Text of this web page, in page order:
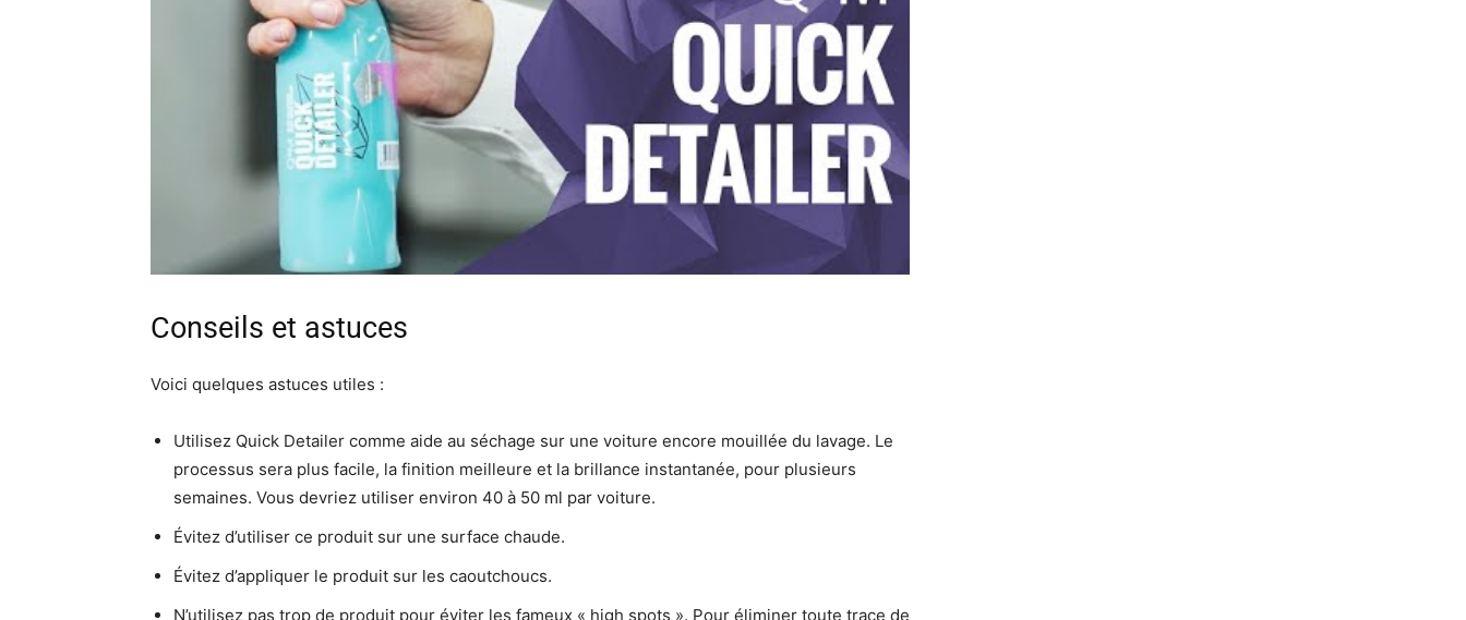
Conseils et astuces
Voici quelques astuces utiles :
Utilisez Quick Detailer comme aide au séchage sur une voiture encore mouillée du lavage. Le
processus sera plus facile, la finition meilleure et la brillance instantanée, pour plusieurs
semaines. Vous devriez utiliser environ 40 à 50 ml par voiture.
Évitez d’utiliser ce produit sur une surface chaude.
Évitez d’appliquer le produit sur les caoutchoucs.
N’utilisez pas trop de produit pour éviter les fameux « high spots ». Pour éliminer toute trace de